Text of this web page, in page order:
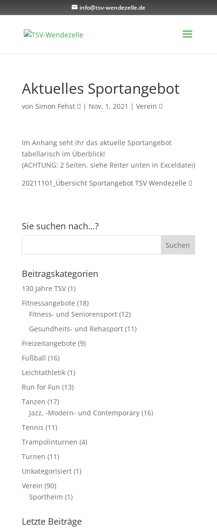
info@tsv-wendezelle.de
Aktuelles Sportangebot
von Simon Fehst | Nov. 1, 2021 | Verein
Im Anhang seht ihr das aktuelle Sportangebot
tabellarisch im Überblick!
(ACHTUNG: 2 Seiten, siehe Reiter unten in Exceldatei)
20211101_Übersicht Sportangebot TSV Wendezelle
Sie suchen nach…?
Beitragskategorien
130 Jahre TSV(1)
Fitnessangebote (18)
Fitness- und Seniorensport(12)
Gesundheits- und Rehasport(11)
Freizeitangebote (9)
Fußball (16)
Leichtathletik(1)
Run for Fun (13)
Tanzen (17)
Jazz, -Modern- und Contemporary(16)
Tennis (11)
Trampolinturnen (4)
Turnen (11)
Unkategorisiert(1)
Verein (90)
Sportheim (1)
Letzte Beiträge